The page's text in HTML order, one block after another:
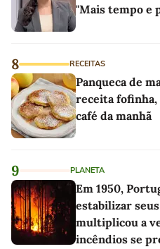
"Mais tempo e
8 RECEITAS
Panqueca de
receita
café da manhã
9 PLANETA
Em 1950,
estabilizar
multiplicou a
incêndios se